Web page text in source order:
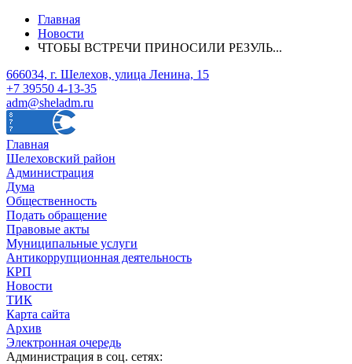
Главная
Новости
ЧТОБЫ ВСТРЕЧИ ПРИНОСИЛИ РЕЗУЛЬ...
666034, г. Шелехов, улица Ленина, 15
+7 39550 4-13-35
adm@sheladm.ru
Главная
Шелеховский район
Администрация
Дума
Общественность
Подать обращение
Правовые акты
Муниципальные услуги
Антикоррупционная деятельность
КРП
Новости
ТИК
Карта сайта
Архив
Электронная очередь
Администрация в соц. сетях: